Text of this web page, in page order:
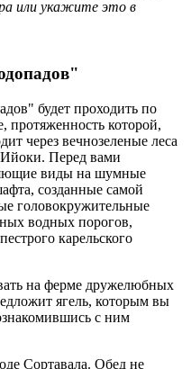
или укажите это в
будет проходить по
протяженность которой,
через вечнозеленые леса
Перед вами
виды на шумные
созданные самой
головокружительные
водных порогов,
карельского
на ферме дружелюбных
ягель, которым вы
с ним
Сортавала. Обед не